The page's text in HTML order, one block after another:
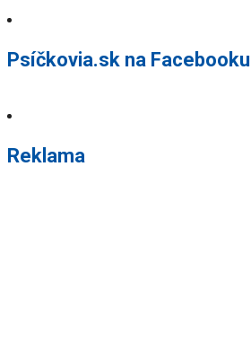
Psíčkovia.sk na Facebooku
Reklama